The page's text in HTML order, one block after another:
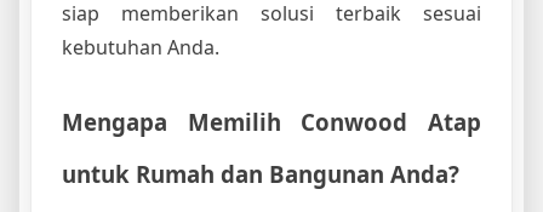
siap memberikan solusi terbaik sesuai
kebutuhan Anda.
Mengapa Memilih Conwood Atap
untuk Rumah dan Bangunan Anda?